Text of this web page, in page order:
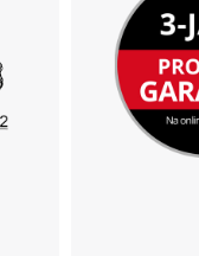
of technologies used.
by
Usercentrics Consent
Platform